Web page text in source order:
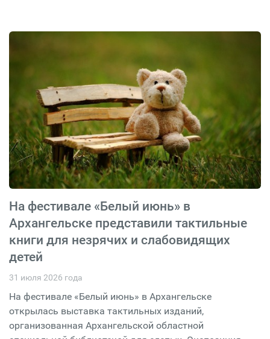
На фестивале «Белый июнь» в
Архангельске представили тактильные
книги для незрячих и слабовидящих
детей
31 июля 2026 года
На фестивале «Белый июнь» в Архангельске
открылась выставка тактильных изданий,
организованная Архангельской областной